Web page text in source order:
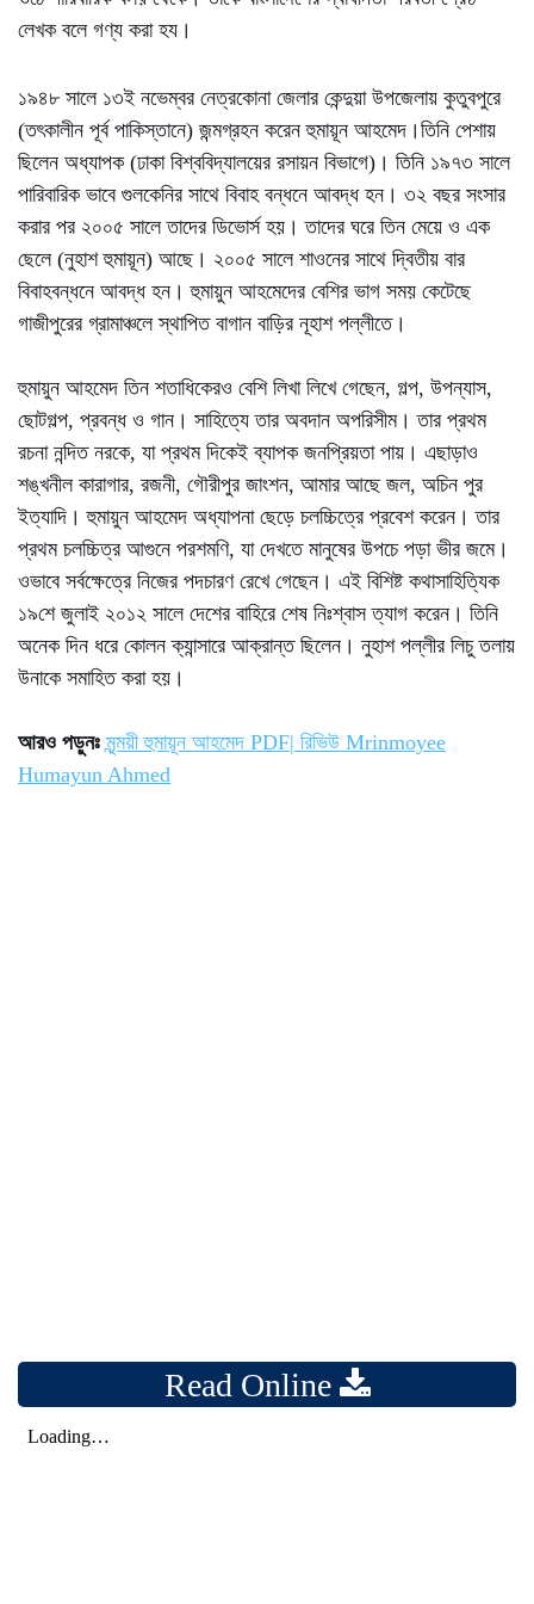
লেখক বলে গণ্য করা হয।
১৯৪৮ সালে ১৩ই নভেম্বর নেত্রকোনা জেলার কেন্দুয়া উপজেলায় কুতুবপুরে
(তৎকালীন পূর্ব পাকিস্তানে) জন্মগ্রহন করেন হুমায়ূন আহমেদ।তিনি পেশায়
ছিলেন অধ্যাপক (ঢাকা বিশ্ববিদ্যালয়ের রসায়ন বিভাগে)। তিনি ১৯৭৩ সালে
পারিবারিক ভাবে গুলকেনির সাথে বিবাহ বন্ধনে আবদ্ধ হন। ৩২ বছর সংসার
করার পর ২০০৫ সালে তাদের ডিভোর্স হয়। তাদের ঘরে তিন মেয়ে ও এক
ছেলে (নুহাশ হুমায়ূন) আছে। ২০০৫ সালে শাওনের সাথে দ্বিতীয় বার
বিবাহবন্ধনে আবদ্ধ হন। হুমায়ুন আহমেদের বেশির ভাগ সময় কেটেছে
গাজীপুরের গ্রামাঞ্চলে স্থাপিত বাগান বাড়ির নূহাশ পল্লীতে।
হুমায়ুন আহমেদ তিন শতাধিকেরও বেশি লিখা লিখে গেছেন, গল্প, উপন্যাস,
ছোটগল্প, প্রবন্ধ ও গান। সাহিত্যে তার অবদান অপরিসীম। তার প্রথম
রচনা নন্দিত নরকে, যা প্রথম দিকেই ব্যাপক জনপ্রিয়তা পায়। এছাড়াও
শঙ্খনীল কারাগার, রজনী, গৌরীপুর জাংশন, আমার আছে জল, অচিন পুর
ইত্যাদি। হুমায়ুন আহমেদ অধ্যাপনা ছেড়ে চলচ্চিত্রে প্রবেশ করেন। তার
প্রথম চলচ্চিত্র আগুনে পরশমণি, যা দেখতে মানুষের উপচে পড়া ভীর জমে।
ওভাবে সর্বক্ষেত্রে নিজের পদচারণ রেখে গেছেন। এই বিশিষ্ট কথাসাহিত্যিক
১৯শে জুলাই ২০১২ সালে দেশের বাহিরে শেষ নিঃশ্বাস ত্যাগ করেন। তিনি
অনেক দিন ধরে কোলন ক্যান্সারে আক্রান্ত ছিলেন। নুহাশ পল্লীর লিচু তলায়
উনাকে সমাহিত করা হয়।
আরও পড়ুনঃমৃন্ময়ী হুমায়ূন আহমেদ PDF| রিভিউ Mrinmoyee
Humayun Ahmed
Read Online